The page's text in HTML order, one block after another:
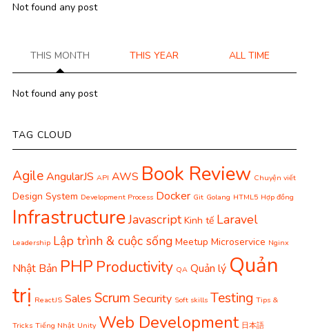
Not found any post
THIS MONTH THIS YEAR ALL TIME
Not found any post
TAG CLOUD
AgileAngularJS API AWS Book Review Chuyện viết
Design System Development Process Docker Git Golang HTML5 Hợp đồng
InfrastructureJavascript Kinh tế Laravel
Leadership Lập trình & cuộc sống Meetup Microservice Nginx
Nhật Bản PHP Productivity QA Quản lý Quản
trị ReactJS Sales Scrum Security Soft skills Testing Tips &
Tricks Tiếng Nhật Unity Web Development 日本語